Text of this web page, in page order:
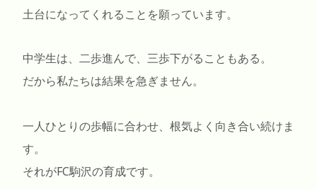
土台になってくれることを願っています。
中学生は、二歩進んで、三歩下がることもある。
だから私たちは結果を急ぎません。
一人ひとりの歩幅に合わせ、根気よく向き合い続けま
す。
それがFC駒沢の育成です。